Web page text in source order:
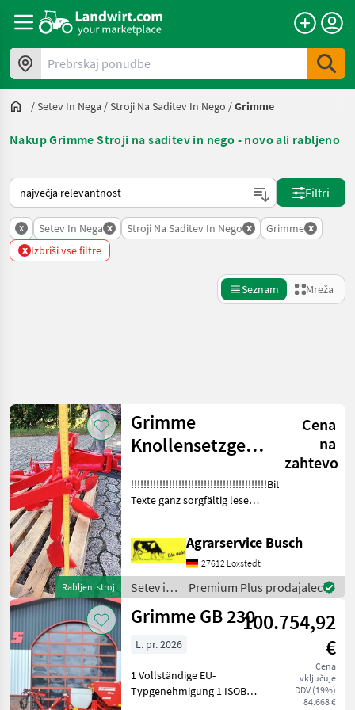
Prebrskaj ponudbe
/Setev In Nega /Stroji Na Saditev In Nego /Grimme
Nakup Grimme Stroji na saditev in nego - novo ali rabljeno
Tako je razvrščeno na Landwirt.com
Filtri
x Setev In Nega x Stroji Na Saditev In Nego x Grimme x
x Izbriši vse filtre
Seznam Mreža
Kategorija 4 Država
TRENUTNA
POT
Kmetijska
tehnika
Setev
In
Nega
Stroji Na
Saditev
In Nego
Grimme
IZBERITE
KATEGORIJO
Ponastavi
Prikaži 9
rezultatov
Rabljeni stroj
Grimme
Knollensetzgerät
geschraubt für
Cena
na
zahtevo
!!!!!!!!!!!!!!!!!!!!!!!!!!!!!!!!!!!!!!!!!!!Bitte
Texte ganz sorgfältig lesen
gute Wirksamkeit gegen
Vogelf
Agrarservice Busch
27612 Loxstedt
Setev in
nega /
Grimme
Premium Plus prodajalec
Grimme GB 230100.754,92
€
Cena
vključuje
DDV (19%)
84.668 €
L. pr. 2026
1 Vollständige EU-
Typgenehmigung 1 ISOBUS-